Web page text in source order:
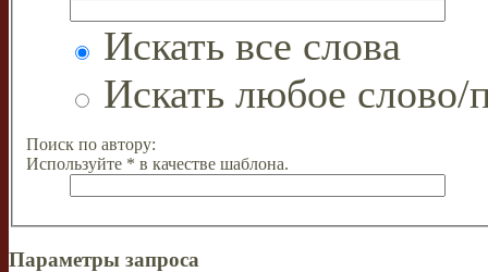
Искать все слова
Искать любое слово/
Поиск по автору:
Используйте * в качестве шаблона.
Параметры запроса